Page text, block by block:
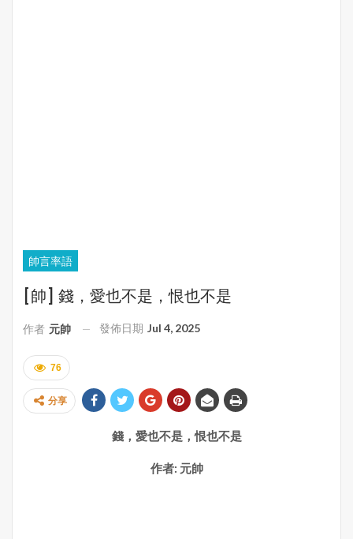
帥言率語
[帥] 錢，愛也不是，恨也不是
作者 元帥 發佈日期 Jul 4, 2025
76
分享
錢，愛也不是，恨也不是
作者: 元帥